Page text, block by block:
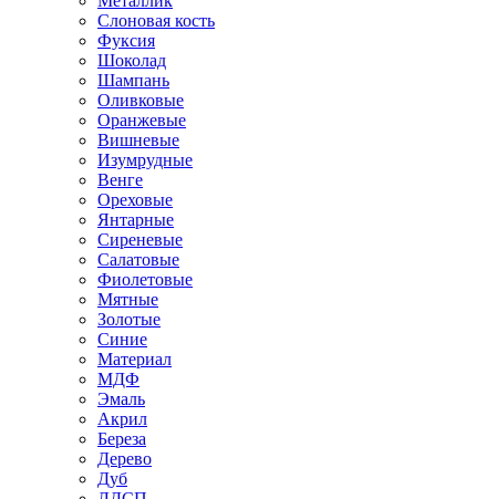
Слоновая кость
Фуксия
Шоколад
Шампань
Оливковые
Оранжевые
Вишневые
Изумрудные
Венге
Ореховые
Янтарные
Сиреневые
Салатовые
Фиолетовые
Мятные
Золотые
Синие
Материал
МДФ
Эмаль
Акрил
Береза
Дерево
Дуб